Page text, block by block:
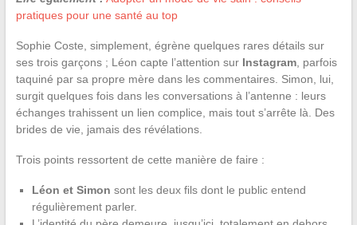
pratiques pour une santé au top
Sophie Coste, simplement, égrène quelques rares détails sur
ses trois garçons ; Léon capte l’attention sur Instagram, parfois
taquiné par sa propre mère dans les commentaires. Simon, lui,
surgit quelques fois dans les conversations à l’antenne : leurs
échanges trahissent un lien complice, mais tout s’arrête là. Des
brides de vie, jamais des révélations.
Trois points ressortent de cette manière de faire :
Léon et Simon sont les deux fils dont le public entend
régulièrement parler.